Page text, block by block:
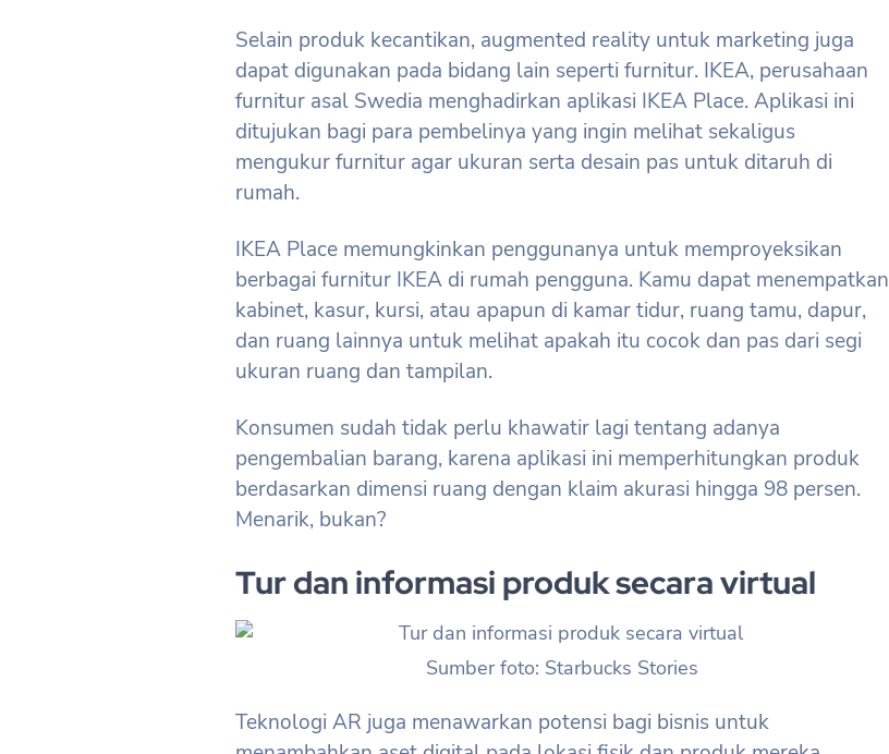
Selain produk kecantikan, augmented reality untuk marketing juga
dapat digunakan pada bidang lain seperti furnitur. IKEA, perusahaan
furnitur asal Swedia menghadirkan aplikasi IKEA Place. Aplikasi ini
ditujukan bagi para pembelinya yang ingin melihat sekaligus
mengukur furnitur agar ukuran serta desain pas untuk ditaruh di
rumah.
IKEA Place memungkinkan penggunanya untuk memproyeksikan
berbagai furnitur IKEA di rumah pengguna. Kamu dapat menempatkan
kabinet, kasur, kursi, atau apapun di kamar tidur, ruang tamu, dapur,
dan ruang lainnya untuk melihat apakah itu cocok dan pas dari segi
ukuran ruang dan tampilan.
Konsumen sudah tidak perlu khawatir lagi tentang adanya
pengembalian barang, karena aplikasi ini memperhitungkan produk
berdasarkan dimensi ruang dengan klaim akurasi hingga 98 persen.
Menarik, bukan?
Tur dan informasi produk secara virtual
Sumber foto: Starbucks Stories
Teknologi AR juga menawarkan potensi bagi bisnis untuk